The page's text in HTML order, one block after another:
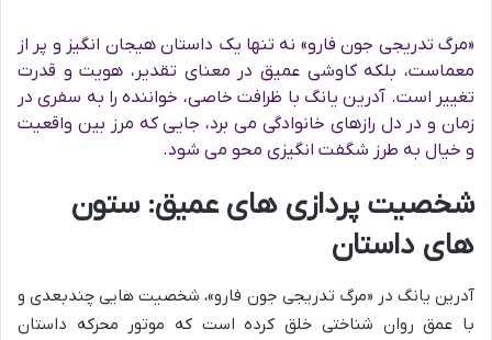
«مرگ تدریجی جون فارو» نه تنها یک داستان هیجان انگیز و پر از
معماست، بلکه کاوشی عمیق در معنای تقدیر، هویت و قدرت
تغییر است. آدرین یانگ با ظرافت خاصی، خواننده را به سفری در
زمان و در دل رازهای خانوادگی می برد، جایی که مرز بین واقعیت
و خیال به طرز شگفت انگیزی محو می شود.
شخصیت پردازی های عمیق: ستون
های داستان
آدرین یانگ در «مرگ تدریجی جون فارو»، شخصیت هایی چندبعدی و
با عمق روان شناختی خلق کرده است که موتور محرکه داستان